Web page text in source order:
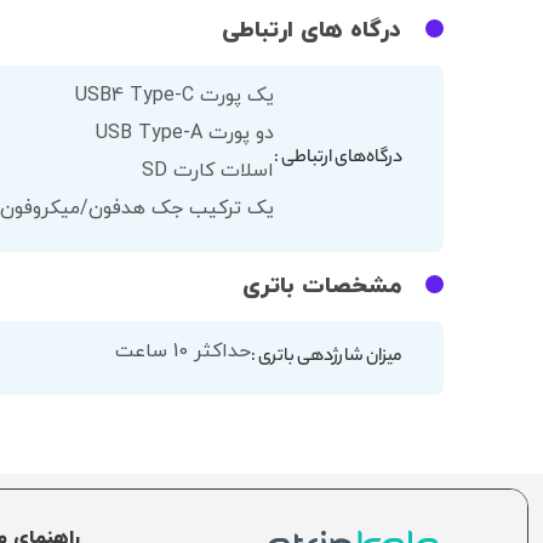
درگاه های ارتباطی
درگاه‌های ارتباطی :
یک پورت USB4 Type-C
دو پورت USB Type-A
اسلات کارت SD
یک ترکیب جک هدفون/میکروفون
مشخصات باتری
میزان شارژدهی باتری :حداکثر 10 ساعت